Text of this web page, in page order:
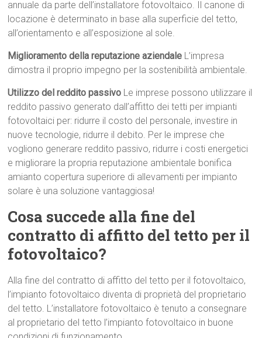
annuale da parte dell’installatore fotovoltaico. Il canone di
locazione è determinato in base alla superficie del tetto,
all’orientamento e all’esposizione al sole.
Miglioramento della reputazione aziendale L’impresa
dimostra il proprio impegno per la sostenibilità ambientale.
Utilizzo del reddito passivo Le imprese possono utilizzare il
reddito passivo generato dall’affitto dei tetti per impianti
fotovoltaici per: ridurre il costo del personale, investire in
nuove tecnologie, ridurre il debito. Per le imprese che
vogliono generare reddito passivo, ridurre i costi energetici
e migliorare la propria reputazione ambientale bonifica
amianto copertura superiore di allevamenti per impianto
solare è una soluzione vantaggiosa!
Cosa succede alla fine del
contratto di affitto del tetto per il
fotovoltaico?
Alla fine del contratto di affitto del tetto per il fotovoltaico,
l’impianto fotovoltaico diventa di proprietà del proprietario
del tetto. L’installatore fotovoltaico è tenuto a consegnare
al proprietario del tetto l’impianto fotovoltaico in buone